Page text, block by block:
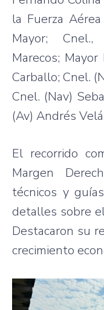
la Fuerza
Mayor;
Marecos;
Carballo; Cnel.
Cnel. (Nav)
(Av) Andrés
El recorrido
Margen
técnicos y
detalles sobre
Destacaron su
crecimiento